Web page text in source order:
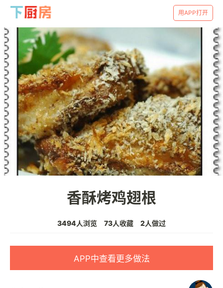
用APP打开
香酥烤鸡翅根
3494人浏览 73人收藏 2人做过
APP中查看更多做法